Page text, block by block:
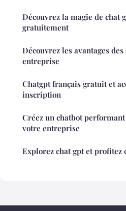
Découvrez la magie de chat
gratuitement
Découvrez les avantages
entreprise
Chatgpt français gratuit et
inscription
Créez un chatbot
votre entreprise
Explorez chat gpt et profitez